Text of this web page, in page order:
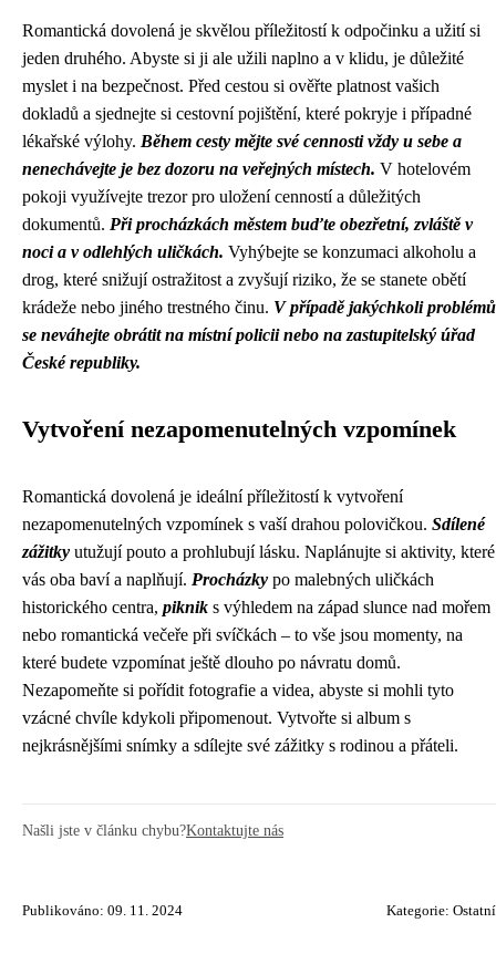
Romantická dovolená je skvělou příležitostí k odpočinku a užití si
jeden druhého. Abyste si ji ale užili naplno a v klidu, je důležité
myslet i na bezpečnost. Před cestou si ověřte platnost vašich
dokladů a sjednejte si cestovní pojištění, které pokryje i případné
lékařské výlohy. Během cesty mějte své cennosti vždy u sebe a
nenechávejte je bez dozoru na veřejných místech. V hotelovém
pokoji využívejte trezor pro uložení cenností a důležitých
dokumentů. Při procházkách městem buďte obezřetní, zvláště v
noci a v odlehlých uličkách. Vyhýbejte se konzumaci alkoholu a
drog, které snižují ostražitost a zvyšují riziko, že se stanete obětí
krádeže nebo jiného trestného činu. V případě jakýchkoli problémů
se neváhejte obrátit na místní policii nebo na zastupitelský úřad
České republiky.
Vytvoření nezapomenutelných vzpomínek
Romantická dovolená je ideální příležitostí k vytvoření
nezapomenutelných vzpomínek s vaší drahou polovičkou. Sdílené
zážitky utužují pouto a prohlubují lásku. Naplánujte si aktivity, které
vás oba baví a naplňují. Procházky po malebných uličkách
historického centra, piknik s výhledem na západ slunce nad mořem
nebo romantická večeře při svíčkách – to vše jsou momenty, na
které budete vzpomínat ještě dlouho po návratu domů.
Nezapomeňte si pořídit fotografie a videa, abyste si mohli tyto
vzácné chvíle kdykoli připomenout. Vytvořte si album s
nejkrásnějšími snímky a sdílejte své zážitky s rodinou a přáteli.
Našli jste v článku chybu?Kontaktujte nás
Publikováno: 09. 11. 2024 Kategorie: Ostatní